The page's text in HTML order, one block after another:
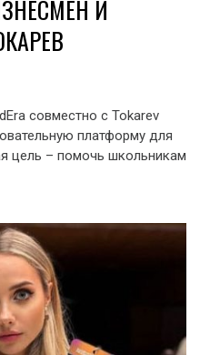
И
совместно с Tokarev
платформу для
цель – помочь школьникам